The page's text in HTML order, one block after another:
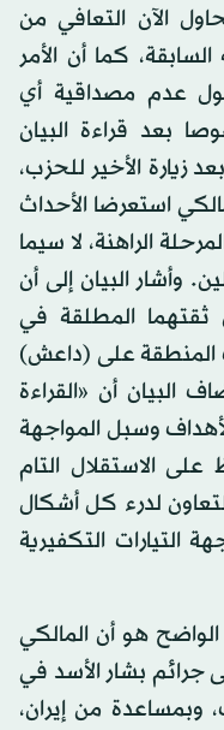
الآن التعافي من
كما أن الأمر
عدم مصداقية أي
بعد قراءة البيان
زيارة الأخير للحزب،
استعرضا الأحداث
الراهنة، لا سيما
وأشار البيان إلى أن
ثقتهما المطلقة في
على (داعش)
البيان أن «القراءة
وسبل المواجهة
الاستقلال التام
لدرء كل أشكال
التيارات التكفيرية
هو أن المالكي
جرائم بشار الأسد في
وبمساعدة من إيران،